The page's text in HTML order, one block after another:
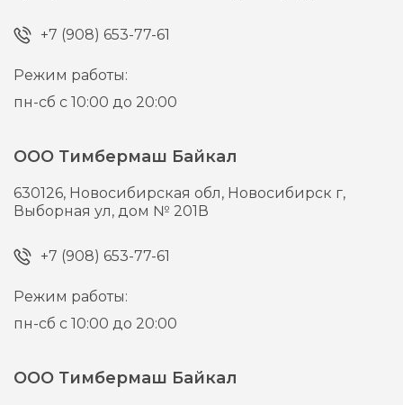
+7 (908) 653-77-61
Режим работы:
пн-сб с 10:00 до 20:00
ООО Тимбермаш Байкал
630126, Новосибирская обл, Новосибирск г,
Выборная ул, дом № 201В
+7 (908) 653-77-61
Режим работы:
пн-сб с 10:00 до 20:00
ООО Тимбермаш Байкал